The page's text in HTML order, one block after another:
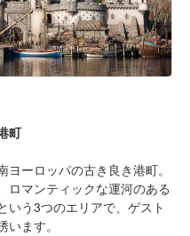
町
ーロッパの古き良き港町。
ロマンティックな運河のある
いう3つのエリアで、ゲスト
ます。